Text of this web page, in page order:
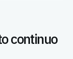
continuo